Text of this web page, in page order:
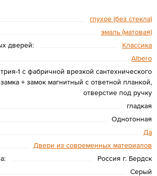
глухое (без стекла)
эмаль (матовая)
дверей:
Классика
Albero
1 с фабричной врезкой сантехнического
замка + замок магнитный с ответной планкой,
отверстие под ручку
гладкая
Однотонная
Да
Двери из современных материалов
Россия г. Бердск
Серый